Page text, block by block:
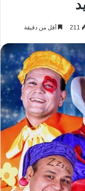
211 أقل من دقيقة